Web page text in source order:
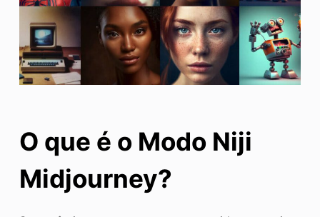
O que é o Modo Niji
Midjourney?